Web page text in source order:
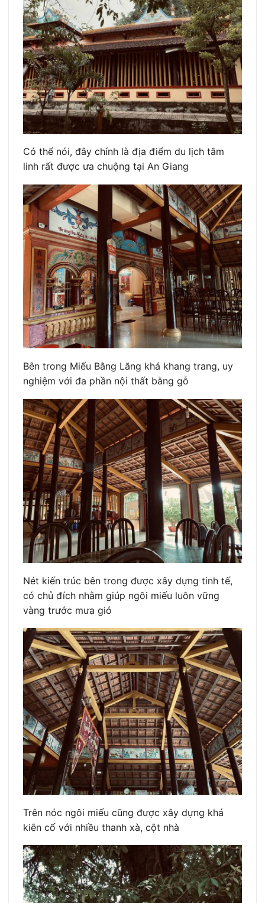
Có thể nói, đây chính là địa điểm du lịch tâm
linh rất được ưa chuộng tại An Giang
Bên trong Miếu Bằng Lăng khá khang trang, uy
nghiệm với đa phần nội thất bằng gỗ
Nét kiến trúc bên trong được xây dựng tinh tế,
có chủ đích nhằm giúp ngôi miếu luôn vững
vàng trước mưa gió
Trên nóc ngôi miếu cũng được xây dựng khá
kiên cố với nhiều thanh xà, cột nhà